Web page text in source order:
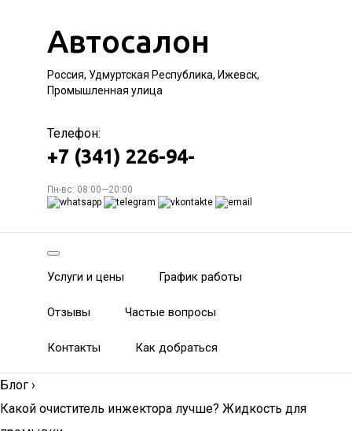
Автосалон
Россия, Удмуртская Республика, Ижевск,
Промышленная улица
Телефон:
+7 (341) 226-94-
Пн-вс: 08:00—20:00
Услуги и цены График работы
Отзывы Частые вопросы
Контакты Как добраться
Блог ›
Какой очиститель инжектора лучше? Жидкость для